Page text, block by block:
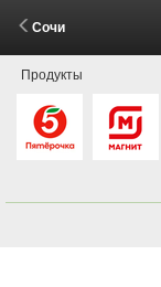
Сочи
Продукты